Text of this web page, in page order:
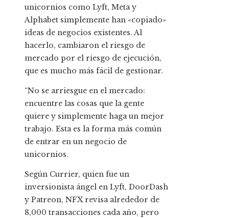
unicornios como Lyft, Meta y
Alphabet simplemente han «copiado»
ideas de negocios existentes. Al
hacerlo, cambiaron el riesgo de
mercado por el riesgo de ejecución,
que es mucho más fácil de gestionar.
“No se arriesgue en el mercado:
encuentre las cosas que la gente
quiere y simplemente haga un mejor
trabajo. Esta es la forma más común
de entrar en un negocio de
unicornios.
Según Currier, quien fue un
inversionista ángel en Lyft, DoorDash
y Patreon, NFX revisa alrededor de
8,000 transacciones cada año, pero